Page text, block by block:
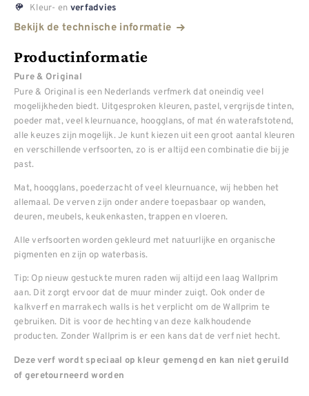
Kleur- en verfadvies
Bekijk de technische informatie
Productinformatie
Pure & Original
Pure & Original is een Nederlands verfmerk dat oneindig veel
mogelijkheden biedt. Uitgesproken kleuren, pastel, vergrijsde tinten,
poeder mat, veel kleurnuance, hoogglans, of mat én waterafstotend,
alle keuzes zijn mogelijk. Je kunt kiezen uit een groot aantal kleuren
en verschillende verfsoorten, zo is er altijd een combinatie die bij je
past.
Mat, hoogglans, poederzacht of veel kleurnuance, wij hebben het
allemaal. De verven zijn onder andere toepasbaar op wanden,
deuren, meubels, keukenkasten, trappen en vloeren.
Alle verfsoorten worden gekleurd met natuurlijke en organische
pigmenten en zijn op waterbasis.
Tip: Op nieuw gestuckte muren raden wij altijd een laag Wallprim
aan. Dit zorgt ervoor dat de muur minder zuigt. Ook onder de
kalkverf en marrakech walls is het verplicht om de Wallprim te
gebruiken. Dit is voor de hechting van deze kalkhoudende
producten. Zonder Wallprim is er een kans dat de verf niet hecht.
Deze verf wordt speciaal op kleur gemengd en kan niet geruild
of geretourneerd worden